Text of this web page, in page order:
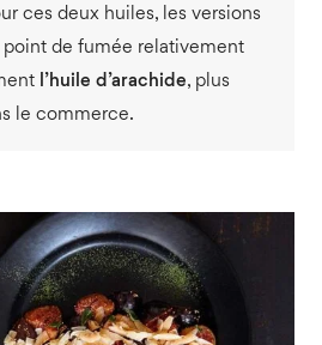
ces deux huiles, les versions
point de fumée relativement
l’huile d’arachide, plus
le commerce.